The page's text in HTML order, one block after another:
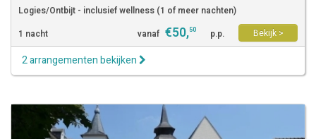
Logies/Ontbijt - inclusief wellness (1 of meer nachten)
1 nacht
vanaf €50,50 p.p. Bekijk >
2 arrangementen bekijken